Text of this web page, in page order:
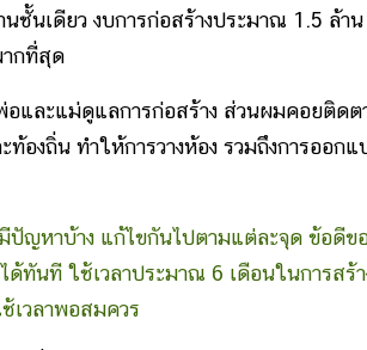
ชั้นเดียว งบการก่อสร้างประมาณ 1.5 ล้าน
กที่สุด
และแม่ดูแลการก่อสร้าง ส่วนผมคอยติดต
องถิ่น ทำให้การวางห้อง รวมถึงการออกแ
ปัญหาบ้าง แก้ไขกันไปตามแต่ละจุด ข้อดีข
ด้ทันที ใช้เวลาประมาณ 6 เดือนในการสร้า
เวลาพอสมควร